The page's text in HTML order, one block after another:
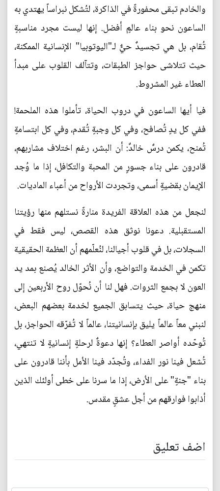
والخادم تبقى محفورةً في الذاكرة، لتُشكل نبراساً يهتدي به
الساعون نحو بناء عالمٍ أفضل. إنها ليست مجرد مناسبةٍ
تُقام، بل هي تجسيدٌ حيٌّ لـ"اليوتوبيا" الإنسانية الممكنة،
حيث تتلاشى حواجز الطبقات، وتتآلف القلوب على مبدأ
العطاء غير المشروط.
فيا أيها الساعون في دروب الحياة، تأملوا هذه الملحمة!
ففي كل يدٍ تُصافح، وفي كل وجبةٍ تُقدم، وفي كل ابتسامةٍ
تُمنح، يكمن درسٌ خالدٌ: أن البشر، رغم اختلاف مشاربهم،
قادرون على بناء جسورٍ من المحبة والتكافل، إذا ما وُجد
الإيمان بقضيةٍ أسمى، وتجردت الأرواح من أعباء الماديات.
لنجعل من هذه العلاقة الفريدة منارةً نستلهم منها رؤيتنا
المستقبلية. دعونا نوثق هذه القصص، ليس فقط في
السجلات، بل في قلوب أجيالنا، لنُعلّمهم أن العظمة الحقيقية
تكمن في الخدمة والتواضع، وأن الأثر الخالد يُصنع بمد يد
العون لا بجمع الثروات. فهل لنا أن نُحوّل روح الأربعين إلى
منهج حياة، حيث يتسابق الجميع لخدمة بعضهم البعض،
لنبني معاً عالماً يليق بإنسانيتنا، عالماً لا تُفرّقه الحواجز، بل
تُوحّده أواصر العطاء؟ إنها دعوةٌ لرحلةٍ إنسانيةٍ لا تنتهي،
تُشعل فينا نور الفداء، وتُجدّد فينا الأمل بأننا قادرون على
بناء "جنةٍ" على الأرض، إذا ما سرنا على خطى أولئك الذين
أذابوا فوارقهم من أجل عشقٍ مقدس.
اضف تعليق